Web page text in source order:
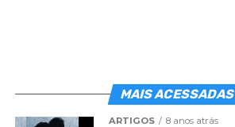
MAIS ACESSADAS
ARTIGOS 8 anos atrás